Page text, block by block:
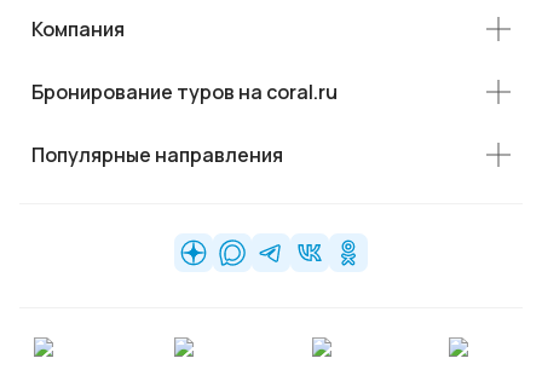
Компания
Бронирование туров на coral.ru
Популярные направления